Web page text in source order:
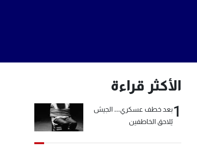
الأكثر قراءة
1بعد خطف عسكري... الجيش
يُلاحق الخاطفين